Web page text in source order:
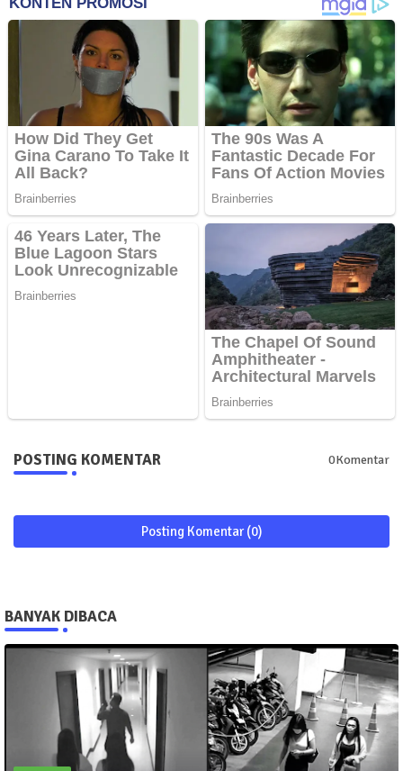
POSTING KOMENTAR 0Komentar
Posting Komentar (0)
BANYAK DIBACA